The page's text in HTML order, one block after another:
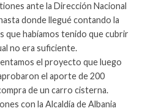
ante la Dirección Nacional
donde llegué contando la
que habíamos tenido que cubrir
no era suficiente.
el proyecto que luego
el aporte de 200
de un carro cisterna.
con la Alcaldía de Albania